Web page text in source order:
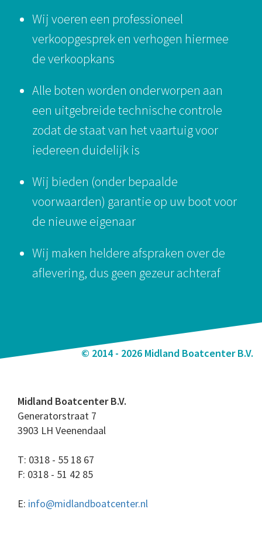
Wij voeren een professioneel
verkoopgesprek en verhogen hiermee
de verkoopkans
Alle boten worden onderworpen aan
een uitgebreide technische controle
zodat de staat van het vaartuig voor
iedereen duidelijk is
Wij bieden (onder bepaalde
voorwaarden) garantie op uw boot voor
de nieuwe eigenaar
Wij maken heldere afspraken over de
aflevering, dus geen gezeur achteraf
© 2014 - 2026 Midland Boatcenter B.V.
Midland Boatcenter B.V.
Generatorstraat 7
3903 LH Veenendaal
T: 0318 - 55 18 67
F: 0318 - 51 42 85
E: info@midlandboatcenter.nl